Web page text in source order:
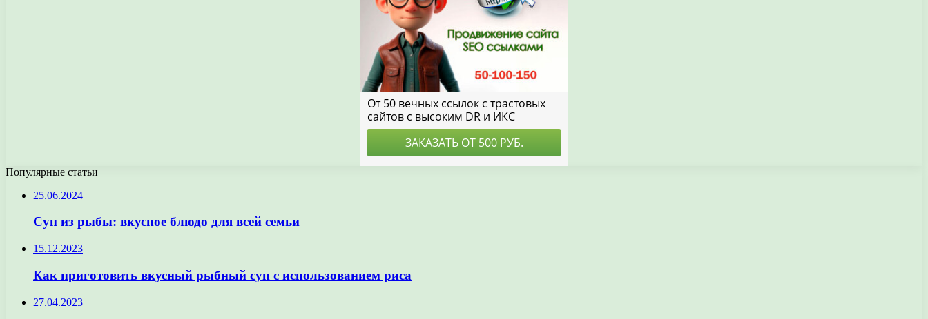
Популярные статьи
25.06.2024
Суп из рыбы: вкусное блюдо для всей семьи
15.12.2023
Как приготовить вкусный рыбный суп с использованием риса
27.04.2023